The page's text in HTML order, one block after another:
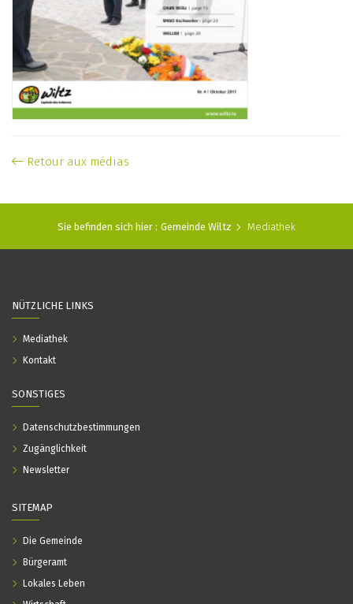
Retour aux médias
Sie befinden sich hier : Gemeinde Wiltz Mediathek
SITEMAP
Die Gemeinde
Bürgeramt
Lokales Leben
NÜTZLICHE LINKS
Mediathek
Kontakt
SONSTIGES
Datenschutzbestimmungen
Zugänglichkeit
Newsletter